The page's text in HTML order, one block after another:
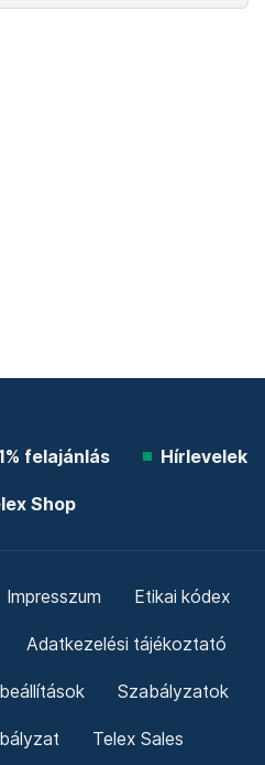
felajánlás Hírlevelek
Shop
Impresszum Etikai kódex
Adatkezelési tájékoztató
Szabályzatok
Telex Sales